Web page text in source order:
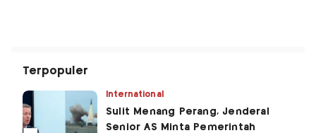
Terpopuler
International
Sulit Menang Perang, Jenderal
Senior AS Minta Pemerintah